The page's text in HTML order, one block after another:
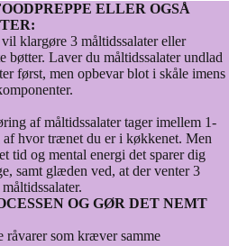
ELLER OGSÅ
klargøre 3 måltidssalater eller
bøtter. Laver du måltidssalater undlad
først, men opbevar blot i skåle imens
af måltidssalater tager imellem 1-
hvor trænet du er i køkkenet. Men
tid og mental energi det sparer dig
samt glæden ved, at der venter 3
OG GØR DET NEMT
råvarer som kræver samme